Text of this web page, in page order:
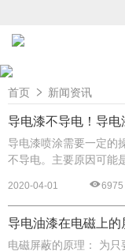
首页 新闻资讯
导电漆不导电！导电
量导电性？
导电漆喷涂需要一定的
不导电。主要原因可能
2020-04-01 6975
导电油漆在电磁上
电磁屏蔽的原理： 为